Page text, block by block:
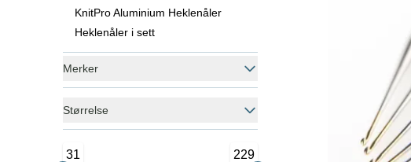
KnitPro Aluminium Heklenåler
Heklenåler i sett
Merker
Størrelse
31 229